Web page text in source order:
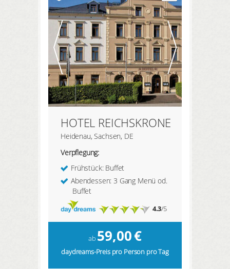
HOTEL REICHSKRONE
Heidenau, Sachsen, DE
Verpflegung:
Frühstück: Buffet
Abendessen: 3 Gang Menü od.
Buffet
4.3/5
ab 59,00€
daydreams-Preis pro Person pro Tag